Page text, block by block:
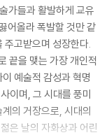
가들과 활발하게 교유
어올라 폭발할 것만 같
주고받으며 성장한다.
끝을 맺는 가장 개인적
예술적 감성과 혁명
이며, 그 시대를 풍미
의 거장으로, 시대의
은 날의 자화상과 어린